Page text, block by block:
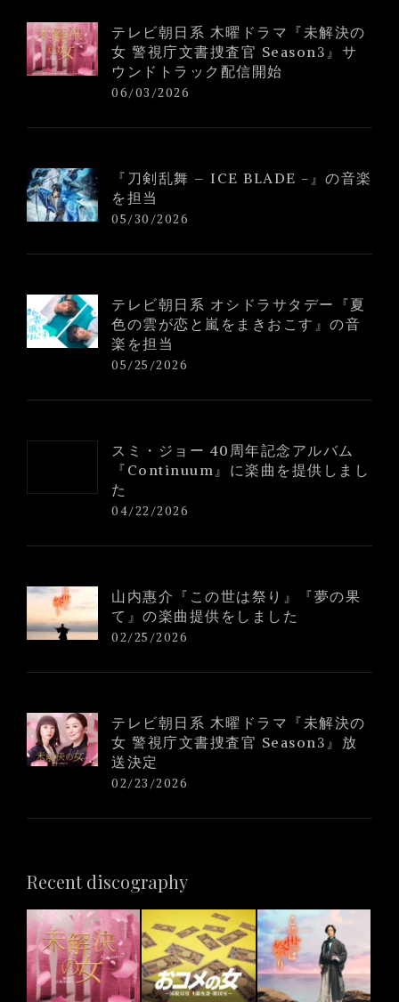
テレビ朝日系 木曜ドラマ『未解決の
女 警視庁文書捜査官 Season3』サ
ウンドトラック配信開始
06/03/2026
『刀剣乱舞 – ICE BLADE -』の音楽
を担当
05/30/2026
テレビ朝日系 オシドラサタデー『夏
色の雲が恋と嵐をまきおこす』の音
楽を担当
05/25/2026
スミ・ジョー 40周年記念アルバム
『Continuum』に楽曲を提供しまし
た
04/22/2026
山内惠介『この世は祭り』『夢の果
て』の楽曲提供をしました
02/25/2026
テレビ朝日系 木曜ドラマ『未解決の
女 警視庁文書捜査官 Season3』放
送決定
02/23/2026
Recent discography